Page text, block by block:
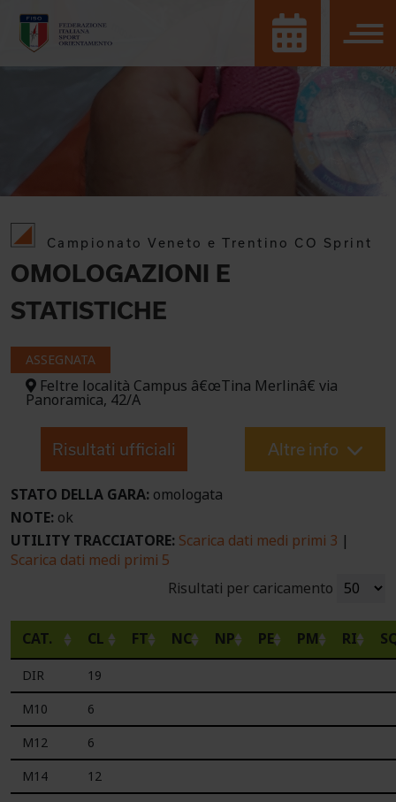
Campionato Veneto e Trentino CO Sprint
OMOLOGAZIONI E
STATISTICHE
ASSEGNATA
Feltre località Campus â€œTina Merlinâ€ via
Panoramica, 42/A
Risultati ufficiali Altre info
STATO DELLA GARA: omologata
NOTE: ok
UTILITY TRACCIATORE: Scarica dati medi primi 3 |
Scarica dati medi primi 5
Risultati per caricamento
CAT. CL FT NC NP PE PM RI
DIR
19
M10
6
M12
6
M14
12